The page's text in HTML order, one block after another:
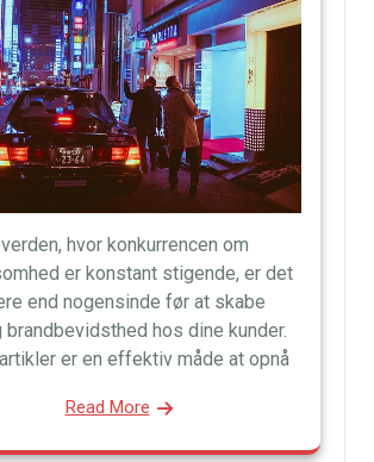
hvor konkurrencen om
er konstant stigende, er det
end nogensinde før at skabe
brandbevidsthed hos dine kunder.
er en effektiv måde at opnå
Read More